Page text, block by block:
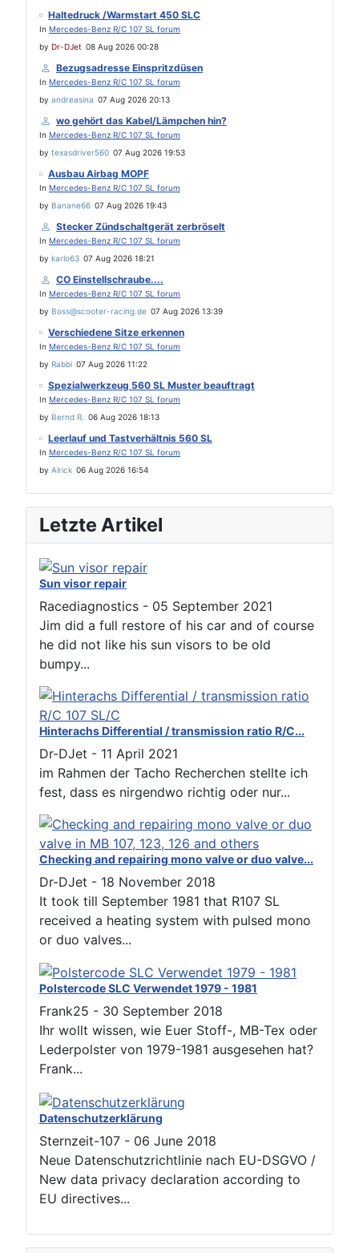
Haltedruck /Warmstart 450 SLC
In Mercedes-Benz R/C 107 SL forum
by Dr-DJet 08 Aug 2026 00:28
Bezugsadresse Einspritzdüsen
In Mercedes-Benz R/C 107 SL forum
by andreasina 07 Aug 2026 20:13
wo gehört das Kabel/Lämpchen hin?
In Mercedes-Benz R/C 107 SL forum
by texasdriver560 07 Aug 2026 19:53
Ausbau Airbag MOPF
In Mercedes-Benz R/C 107 SL forum
by Banane66 07 Aug 2026 19:43
Stecker Zündschaltgerät zerbröselt
In Mercedes-Benz R/C 107 SL forum
by karlo63 07 Aug 2026 18:21
CO Einstellschraube....
In Mercedes-Benz R/C 107 SL forum
by Boss@scooter-racing.de 07 Aug 2026 13:39
Verschiedene Sitze erkennen
In Mercedes-Benz R/C 107 SL forum
by Rabbi 07 Aug 2026 11:22
Spezialwerkzeug 560 SL Muster beauftragt
In Mercedes-Benz R/C 107 SL forum
by Bernd R. 06 Aug 2026 18:13
Leerlauf und Tastverhältnis 560 SL
In Mercedes-Benz R/C 107 SL forum
by Alrick 06 Aug 2026 16:54
Letzte Artikel
Sun visor repair
Racediagnostics - 05 September 2021
Jim did a full restore of his car and of course
he did not like his sun visors to be old
bumpy...
Hinterachs Differential / transmission ratio R/C...
Dr-DJet - 11 April 2021
im Rahmen der Tacho Recherchen stellte ich
fest, dass es nirgendwo richtig oder nur...
Checking and repairing mono valve or duo valve...
Dr-DJet - 18 November 2018
It took till September 1981 that R107 SL
received a heating system with pulsed mono
or duo valves...
Polstercode SLC Verwendet 1979 - 1981
Frank25 - 30 September 2018
Ihr wollt wissen, wie Euer Stoff-, MB-Tex oder
Lederpolster von 1979-1981 ausgesehen hat?
Frank...
Datenschutzerklärung
Sternzeit-107 - 06 June 2018
Neue Datenschutzrichtlinie nach EU-DSGVO /
New data privacy declaration according to
EU directives...